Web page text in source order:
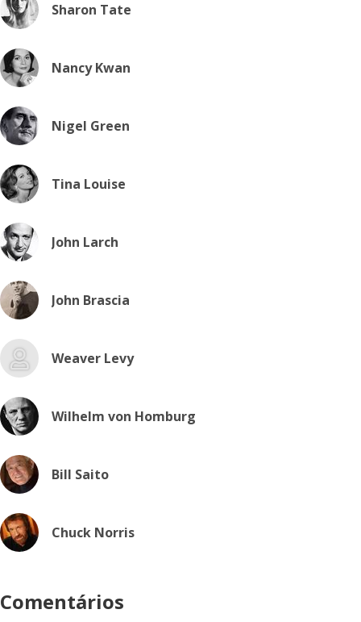
Sharon Tate
Nancy Kwan
Nigel Green
Tina Louise
John Larch
John Brascia
Weaver Levy
Wilhelm von Homburg
Bill Saito
Chuck Norris
Comentários